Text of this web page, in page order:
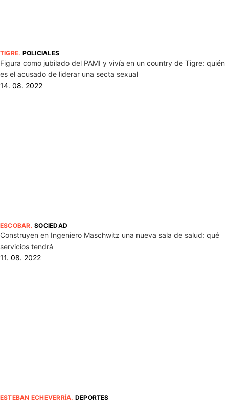
TIGRE. POLICIALES
Figura como jubilado del PAMI y vivía en un country de Tigre: quién
es el acusado de liderar una secta sexual
14. 08. 2022
ESCOBAR.SOCIEDAD
Construyen en Ingeniero Maschwitz una nueva sala de salud: qué
servicios tendrá
11. 08. 2022
ESTEBAN ECHEVERRÍA. DEPORTES